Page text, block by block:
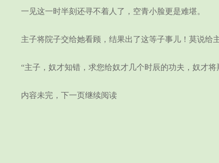
一见这一时半刻还寻不着人了，空青小脸更是难堪。
主子将院子交给她看顾，结果出了这等子事儿！莫说给
“主子，奴才知错，求您给奴才几个时辰的功夫，奴才将
内容未完，下一页继续阅读